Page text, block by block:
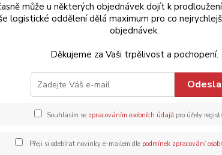
může u některých objednávek dojít k
logistické oddělení dělá maximum pro co
objednávek.
Děkujeme za Vaši trpělivost a pochopení.
Souhlasím se zpracováním osobních údajů pro účely
Přeji si odebírat novinky e-mailem dle podmínek zpracování